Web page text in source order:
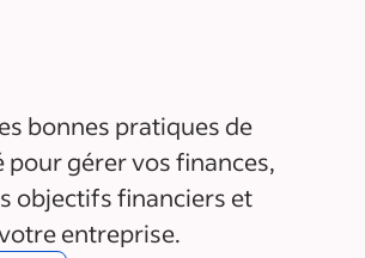
bonnes pratiques de
gérer vos finances,
objectifs financiers et
entreprise.